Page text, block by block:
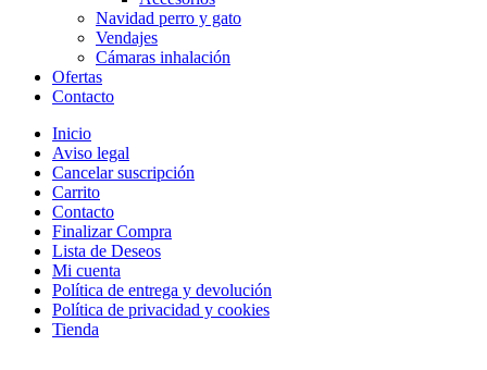
Navidad perro y gato
Vendajes
Cámaras inhalación
Ofertas
Contacto
Inicio
Aviso legal
Cancelar suscripción
Carrito
Contacto
Finalizar Compra
Lista de Deseos
Mi cuenta
Política de entrega y devolución
Política de privacidad y cookies
Tienda